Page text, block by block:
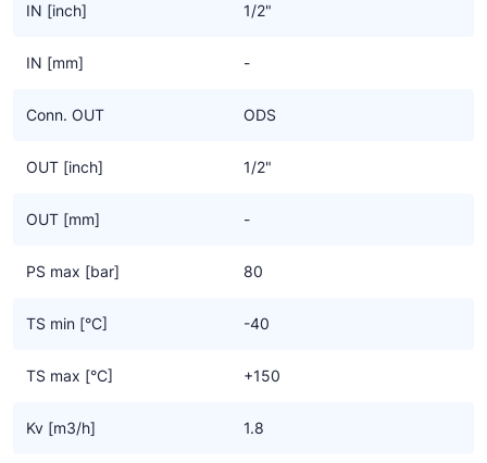
IN [inch] 1/2"
IN [mm] -
Conn. OUT ODS
OUT [inch] 1/2"
OUT [mm] -
PS max [bar] 80
TS min [°C] -40
TS max [°C] +150
Kv [m3/h] 1.8